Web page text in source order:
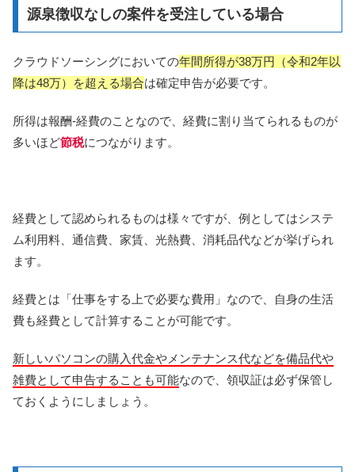
源泉徴収なしの案件を受注している場合
クラウドソーシングにおいての年間所得が38万円（令和2年以
降は48万）を超える場合は確定申告が必要です。
所得は報酬-経費のことなので、経費に割り当てられるものが
多いほど節税につながります。
経費として認められるものは様々ですが、例としてはシステ
ム利用料、通信費、家賃、光熱費、消耗品代などが挙げられ
ます。
経費とは「仕事をする上で必要な費用」なので、自身の生活
費も経費として計算することが可能です。
新しいパソコンの購入代金やメンテナンス代などを備品代や
雑費として申告することも可能なので、領収証は必ず保管し
ておくようにしましょう。